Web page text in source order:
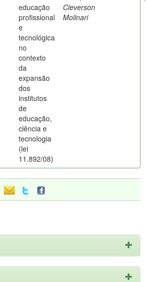
educação
profissional
e
tecnológica
no
contexto
da
expansão
dos
institutos
de
educação,
ciência e
tecnologia
(lei
11.892/08)
Cleverson
Molinari